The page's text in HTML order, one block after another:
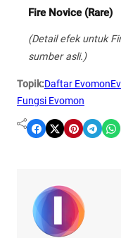
Fire Novice (Rare)
(Detail efek untuk
sumber asli.)
Topik:Daftar Evomon
Fungsi Evomon
Share on Facebook Share on X Share on Pinterest Share on Telegram Share on WhatsApp